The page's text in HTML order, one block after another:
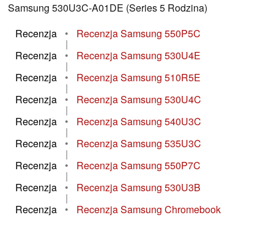
Samsung 530U3C-A01DE (Series 5 Rodzina)
Recenzja
• Recenzja Samsung 550P5C
|
Recenzja
• Recenzja Samsung 530U4E
|
Recenzja
• Recenzja Samsung 510R5E
|
Recenzja
• Recenzja Samsung 530U4C
|
Recenzja
• Recenzja Samsung 540U3C
|
Recenzja
• Recenzja Samsung 535U3C
|
Recenzja
• Recenzja Samsung 550P7C
|
Recenzja
• Recenzja Samsung 530U3B
|
Recenzja
• Recenzja Samsung Chromebook